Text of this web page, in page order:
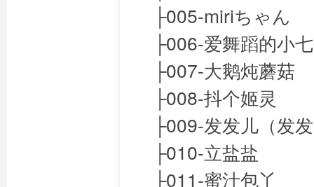
├005-miriちゃん
├006-爱舞蹈的小七
├007-大鹅炖蘑菇
├008-抖个姬灵
├009-发发儿（发
├010-立盐盐
├011-蜜汁包丫